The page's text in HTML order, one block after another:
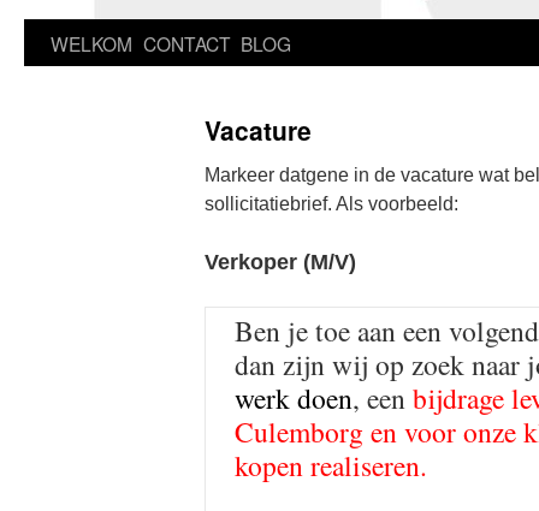
Spring
WELKOM CONTACT BLOG
Vacature
Markeer datgene in de vacature wat
sollicitatiebrief. Als voorbeeld:
Verkoper (M/V)
Ben je toe aan een
dan zijn wij op zoek
werk doen, eenbijdrage
Culemborg en vooronze
kopen realiseren.